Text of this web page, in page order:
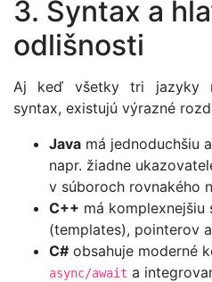
3. Syntax a
odlišnosti
Aj keď všetky tri jazyky
syntax, existujú výrazné
Java má jednoduchšiu
napr. žiadne
v súboroch rovnakého
C++ má komplexnejšiu
(templates), pointerov
C# obsahuje moderné
async/await a